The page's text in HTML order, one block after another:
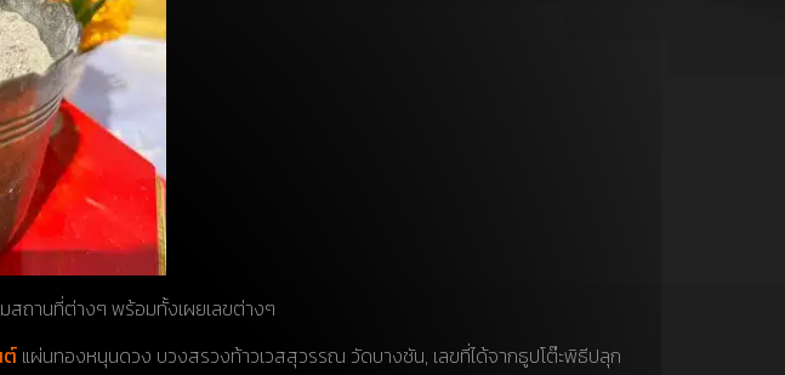
ถานที่ต่างๆ พร้อมทั้งเผยเลขต่างๆ
ต์ แผ่นทองหนุนดวง บวงสรวงท้าวเวสสุวรรณ วัดบางชัน, เลขที่ได้จากธูปโต๊ะพิธีปลุก